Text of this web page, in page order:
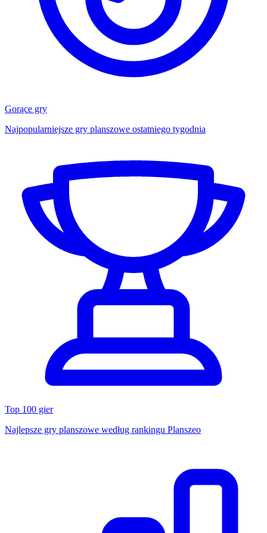
Gorące gry
Najpopularniejsze gry planszowe ostatniego tygodnia
Top 100 gier
Najlepsze gry planszowe według rankingu Planszeo